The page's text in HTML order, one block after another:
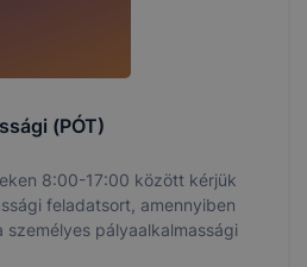
(PÓT)
8:00-17:00 között kérjük
feladatsort, amennyiben
személyes pályaalkalmassági